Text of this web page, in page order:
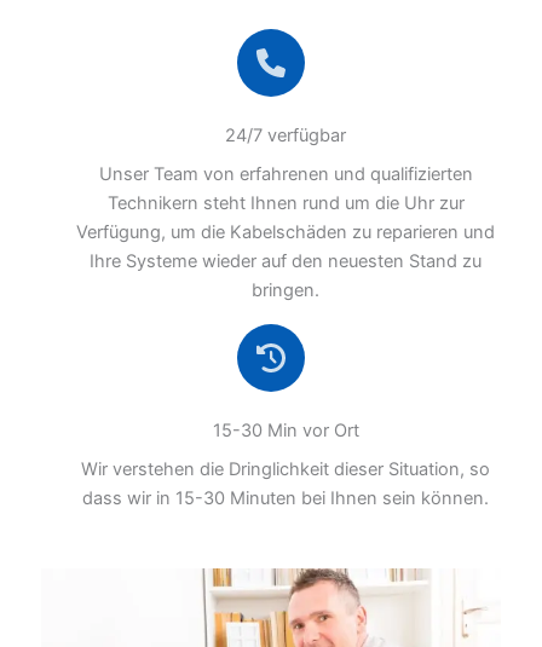
24/7 verfügbar
Unser Team von erfahrenen und qualifizierten
Technikern steht Ihnen rund um die Uhr zur
Verfügung, um die Kabelschäden zu reparieren und
Ihre Systeme wieder auf den neuesten Stand zu
bringen.
15-30 Min vor Ort
Wir verstehen die Dringlichkeit dieser Situation, so
dass wir in 15-30 Minuten bei Ihnen sein können.